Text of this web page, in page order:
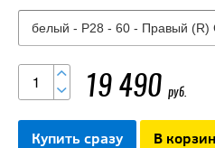
19 490 руб.
Купить сразу В